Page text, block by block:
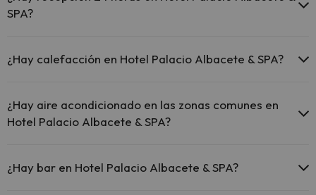
SPA?
¿Hay calefacción en Hotel Palacio Albacete & SPA?
comunes.
¿Hay aire acondicionado en las zonas comunes en
Hotel Palacio Albacete & SPA?
zonas comunes.
¿Hay bar en Hotel Palacio Albacete & SPA?